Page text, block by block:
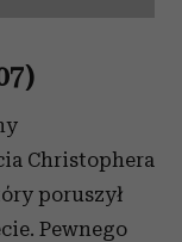
Christophera
poruszył
Pewnego